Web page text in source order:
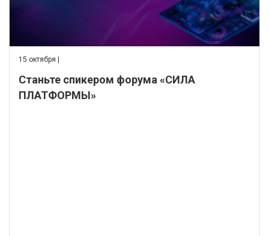
15 октября |
Станьте спикером форума «СИЛА
ПЛАТФОРМЫ»